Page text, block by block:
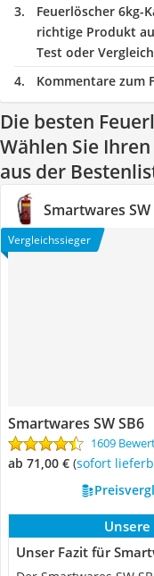
Feuerlöscher 6kg-
richtige Produkt
Test oder Vergleich
Kommentare zum
Die besten
Wählen Sie
aus der
Smartwares SW
Vergleichssieger
Smartwares SW SB6
1609
ab 71,00 € ( Sofort
Unser Fazit für